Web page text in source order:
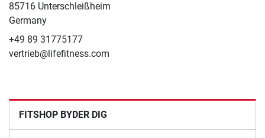
85716 Unterschleißheim
Germany
+49 89 31775177
vertrieb@lifefitness.com
FITSHOP BYDER DIG